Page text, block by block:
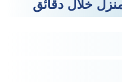
خلال دقائق